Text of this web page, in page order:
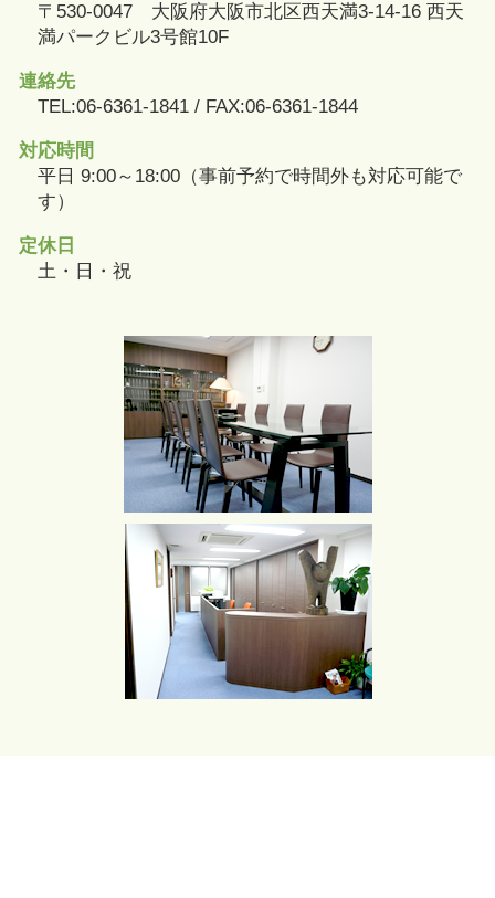
〒530-0047 大阪府大阪市北区西天満3-14-16 西天
満パークビル3号館10F
連絡先
TEL:06-6361-1841 / FAX:06-6361-1844
対応時間
平日 9:00～18:00（事前予約で時間外も対応可能で
す）
定休日
土・日・祝